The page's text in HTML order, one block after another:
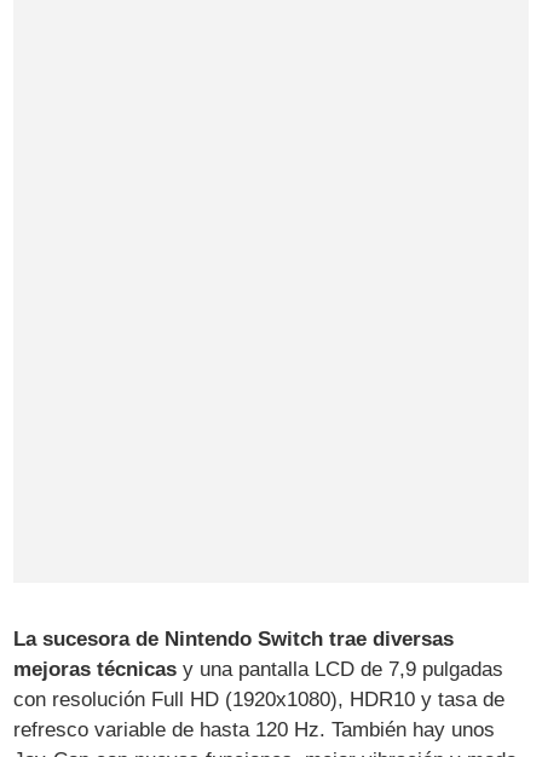
La sucesora de Nintendo Switch trae diversas
mejoras técnicas y una pantalla LCD de 7,9 pulgadas
con resolución Full HD (1920x1080), HDR10 y tasa de
refresco variable de hasta 120 Hz. También hay unos